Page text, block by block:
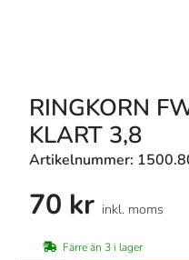
RINGKORN
KLART 3,8
Artikelnummer:
70 kr inkl. moms
Färre än 3 i lager